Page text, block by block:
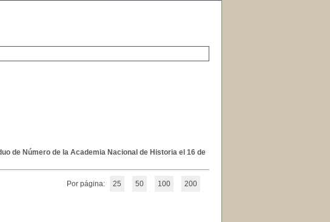
de Número de la Academia Nacional de Historia el 16 de
Por página: 25 50 100 200